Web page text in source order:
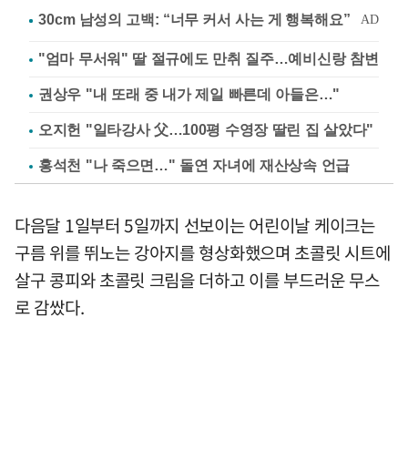
"엄마 무서워" 딸 절규에도 만취 질주…예비신랑 참변
권상우 "내 또래 중 내가 제일 빠른데 아들은…"
오지헌 "일타강사 父…100평 수영장 딸린 집 살았다"
홍석천 "나 죽으면…" 돌연 자녀에 재산상속 언급
다음달 1일부터 5일까지 선보이는 어린이날 케이크는
구름 위를 뛰노는 강아지를 형상화했으며 초콜릿 시트에
살구 콩피와 초콜릿 크림을 더하고 이를 부드러운 무스
로 감쌌다.